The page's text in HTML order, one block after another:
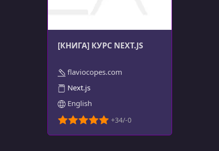
[КНИГА] КУРС NEXT.JS
flaviocopes.com
Next.js
English